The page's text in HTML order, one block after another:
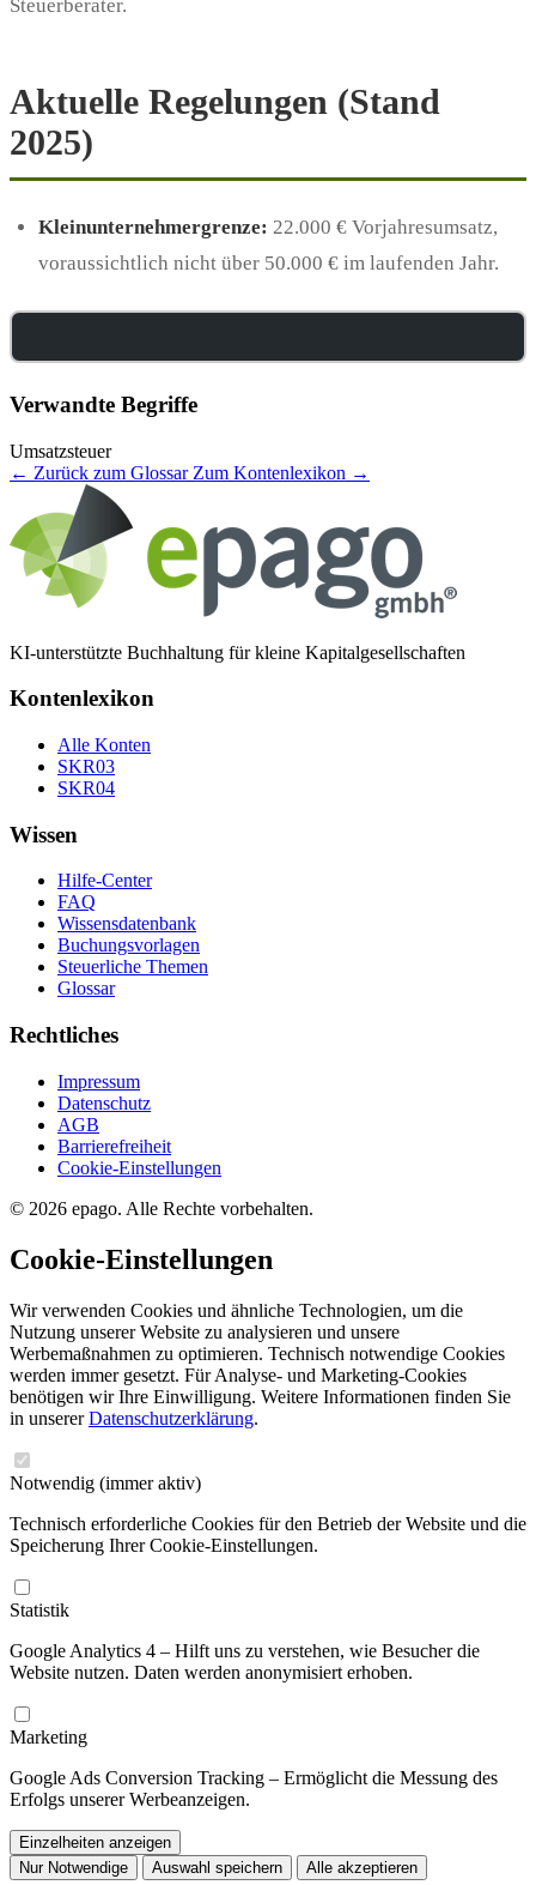
Steuerberater.
Aktuelle Regelungen (Stand
2025)
Kleinunternehmergrenze: 22.000 € Vorjahresumsatz,
voraussichtlich nicht über 50.000 € im laufenden Jahr.
Verwandte Begriffe
Umsatzsteuer
← Zurück zum Glossar Zum Kontenlexikon →
KI-unterstützte Buchhaltung für kleine Kapitalgesellschaften
Kontenlexikon
Alle Konten
SKR03
SKR04
Wissen
Hilfe-Center
FAQ
Wissensdatenbank
Buchungsvorlagen
Steuerliche Themen
Glossar
Rechtliches
Impressum
Datenschutz
AGB
Barrierefreiheit
Cookie-Einstellungen
© 2026 epago. Alle Rechte vorbehalten.
Cookie-Einstellungen
Wir verwenden Cookies und ähnliche Technologien, um die
Nutzung unserer Website zu analysieren und unsere
Werbemaßnahmen zu optimieren. Technisch notwendige Cookies
werden immer gesetzt. Für Analyse- und Marketing-Cookies
benötigen wir Ihre Einwilligung. Weitere Informationen finden Sie
in unsererDatenschutzerklärung.
Notwendig (immer aktiv)
Technisch erforderliche Cookies für den Betrieb der Website und die
Speicherung Ihrer Cookie-Einstellungen.
Statistik
Google Analytics 4 – Hilft uns zu verstehen, wie Besucher die
Website nutzen. Daten werden anonymisiert erhoben.
Marketing
Google Ads Conversion Tracking – Ermöglicht die Messung des
Erfolgs unserer Werbeanzeigen.
Einzelheiten anzeigen
Nur Notwendige
Auswahl speichern Alle akzeptieren